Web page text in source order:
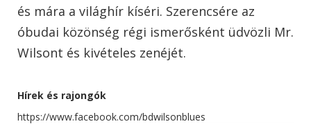
és mára a világhír kíséri. Szerencsére az
óbudai közönség régi ismerősként üdvözli Mr.
Wilsont és kivételes zenéjét.
Hírek és rajongók
https://www.facebook.com/bdwilsonblues